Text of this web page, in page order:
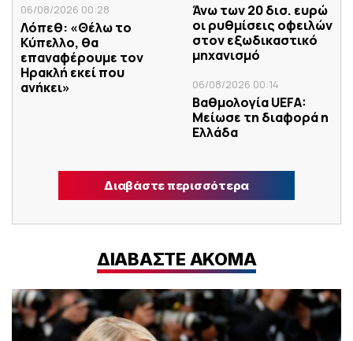
06/08/2026 00:28
Λόπεθ: «Θέλω το
Κύπελλο, θα
επαναφέρουμε τον
Ηρακλή εκεί που
ανήκει»
Άνω των 20 δισ. ευρώ
οι ρυθμίσεις οφειλών
στον εξωδικαστικό
μηχανισμό
06/08/2026 00:14
Βαθμολογία UEFA:
Μείωσε τη διαφορά η
Ελλάδα
Διαβάστε περισσότερα
ΔΙΑΒΑΣΤΕ ΑΚΟΜΑ